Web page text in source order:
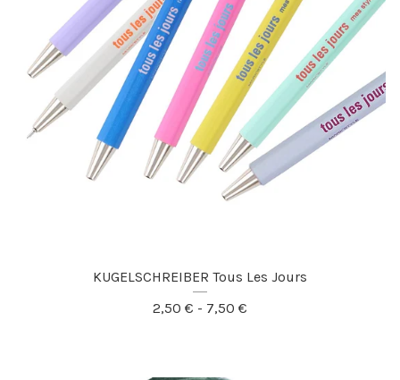
KUGELSCHREIBER Tous Les Jours
2,50 € - 7,50 €